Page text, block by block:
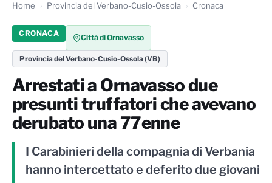
Home Provincia del Verbano-Cusio-Ossola Cronaca
CRONACA Città di Ornavasso
Provincia del Verbano-Cusio-Ossola (VB)
Arrestati a Ornavasso due
presunti truffatori che avevano
derubato una 77enne
I Carabinieri della compagnia di Verbania
hanno intercettato e deferito due giovani